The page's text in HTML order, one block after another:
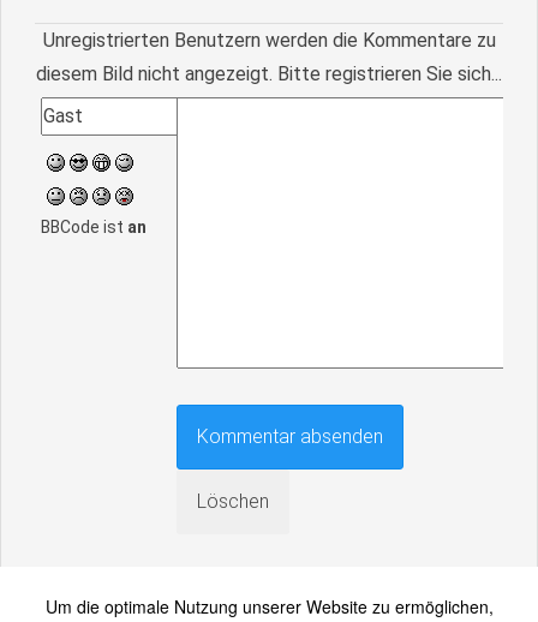
Unregistrierten Benutzern werden die Kommentare zu
diesem Bild nicht angezeigt. Bitte registrieren Sie sich...
BBCode ist an
Um die optimale Nutzung unserer Website zu ermöglichen,